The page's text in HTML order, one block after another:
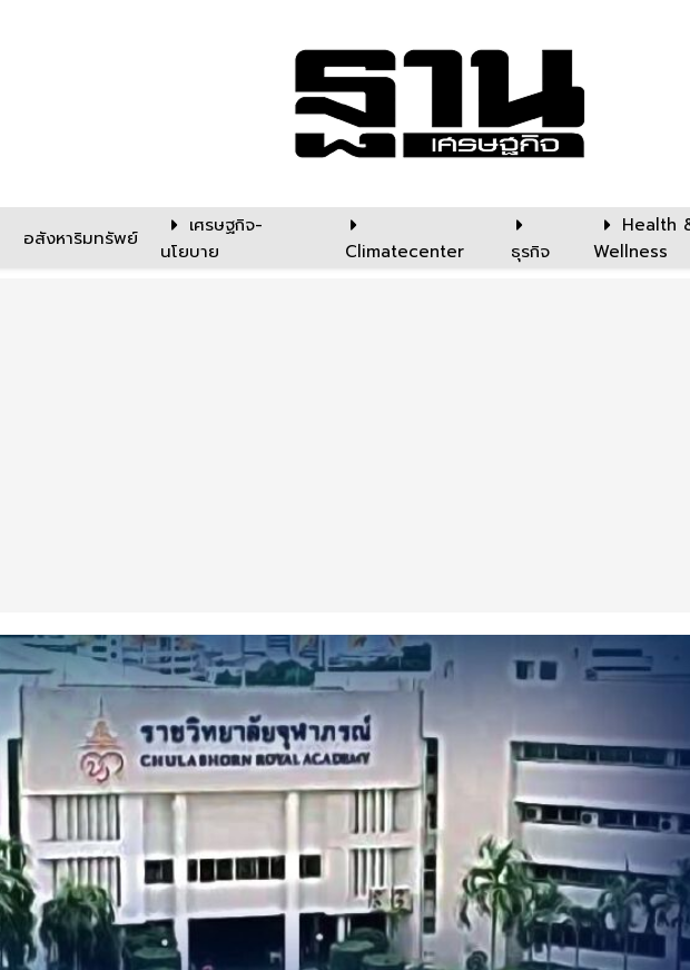
อสังหาริมทรัพย์
เศรษฐกิจ-
นโยบาย
Climatecenter ธุรกิจ
Health
Wellness